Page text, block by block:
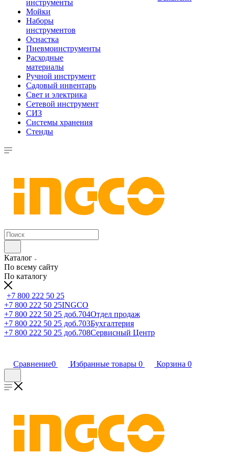
инструменты
Мойки
Наборы
инструментов
Оснастка
Пневмоинструменты
Расходные
материалы
Ручной инструмент
Садовый инвентарь
Свет и электрика
Сетевой инструмент
СИЗ
Системы хранения
Стенды
Каталог
По всему сайту
По каталогу
+7 800 222 50 25
+7 800 222 50 25INGCO
+7 800 222 50 25 доб.704Отдел продаж
+7 800 222 50 25 доб.703Бухгалтерия
+7 800 222 50 25 доб.708Сервисный Центр
Сравнение0 Избранные товары 0 Корзина 0